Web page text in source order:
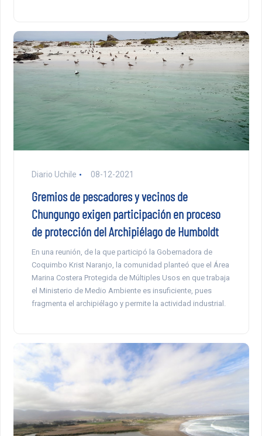
Diario Uchile 08-12-2021
Gremios de pescadores y vecinos de
Chungungo exigen participación en proceso
de protección del Archipiélago de Humboldt
En una reunión, de la que participó la Gobernadora de
Coquimbo Krist Naranjo, la comunidad planteó que el Área
Marina Costera Protegida de Múltiples Usos en que trabaja
el Ministerio de Medio Ambiente es insuficiente, pues
fragmenta el archipiélago y permite la actividad industrial.